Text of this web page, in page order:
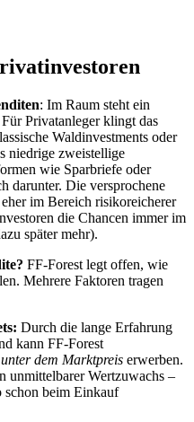
: Im Raum steht ein
Für Privatanleger klingt das
Waldinvestments oder
niedrige zweistellige
wie Sparbriefe oder
darunter. Die versprochene
im Bereich risikoreicherer
die Chancen immer im
später mehr).
FF-Forest legt offen, wie
Mehrere Faktoren tragen
Durch die lange Erfahrung
kann FF-Forest
dem Marktpreis erwerben.
unmittelbarer Wertzuwachs –
schon beim Einkauf